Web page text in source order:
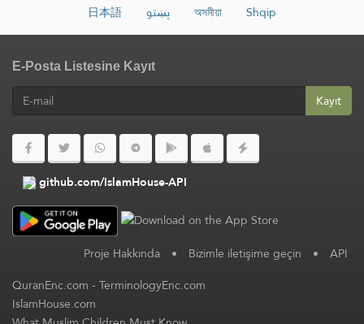
日本語
پښتو অসমীয়া Shqip
E-Posta Listesine Kayıt
Kayıt
github.com/IslamHouse-API
Proje Hakkında • Bizimle iletişime geçin • API
QuranEnc.com-TerminologyEnc.com
IslamHouse.com